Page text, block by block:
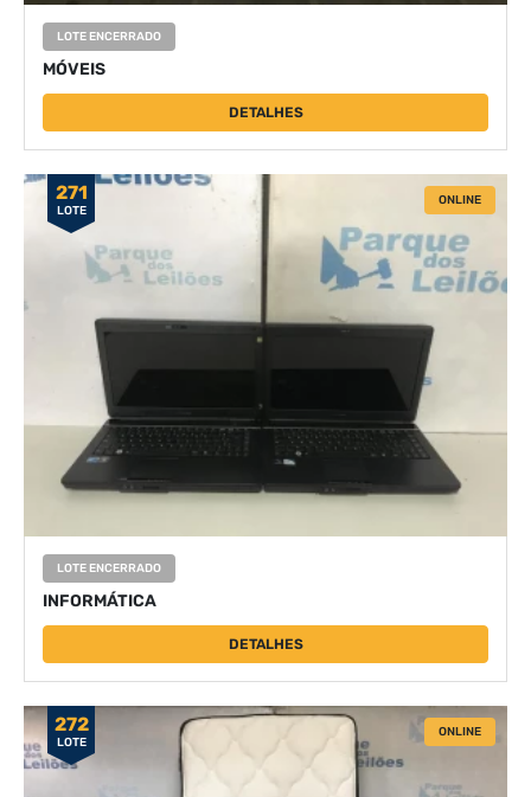
LOTE ENCERRADO
MÓVEIS
DETALHES
271
LOTE
ONLINE
LOTE ENCERRADO
INFORMÁTICA
DETALHES
272
LOTE
ONLINE